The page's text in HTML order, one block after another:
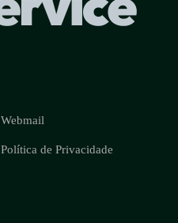
Webmail
Política de Privacidade